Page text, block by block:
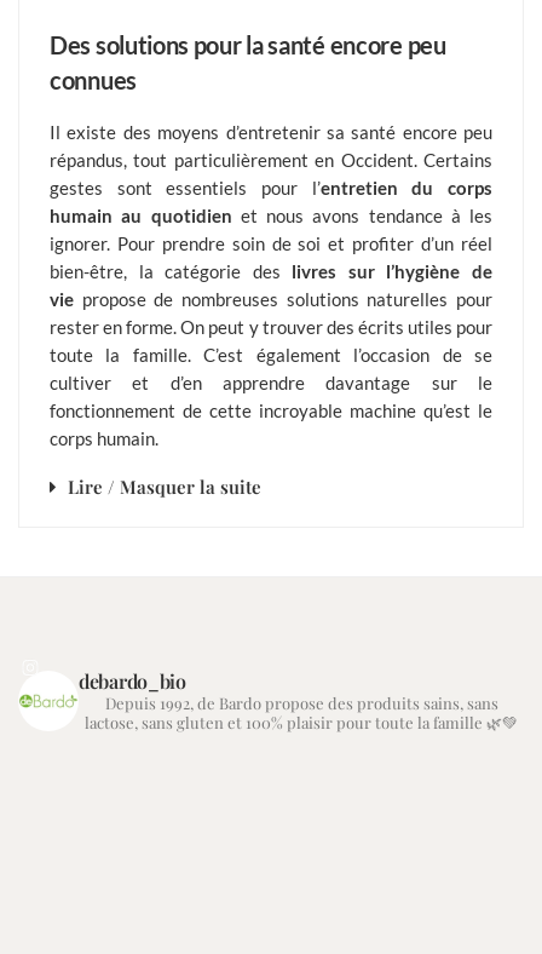
Des solutions pour la santé encore peu
connues
Il existe des moyens d’entretenir sa santé encore peu
répandus, tout particulièrement en Occident. Certains
gestes sont essentiels pour l’entretien du corps
humain au quotidien et nous avons tendance à les
ignorer. Pour prendre soin de soi et profiter d’un réel
bien-être, la catégorie des livres sur l’hygiène de
vie propose de nombreuses solutions naturelles pour
rester en forme. On peut y trouver des écrits utiles pour
toute la famille. C’est également l’occasion de se
cultiver et d’en apprendre davantage sur le
fonctionnement de cette incroyable machine qu’est le
corps humain.
Lire / Masquer la suite
debardo_bio
Depuis 1992, de Bardo propose des produits sains, sans
lactose, sans gluten et 100% plaisir pour toute la famille 🌿💚